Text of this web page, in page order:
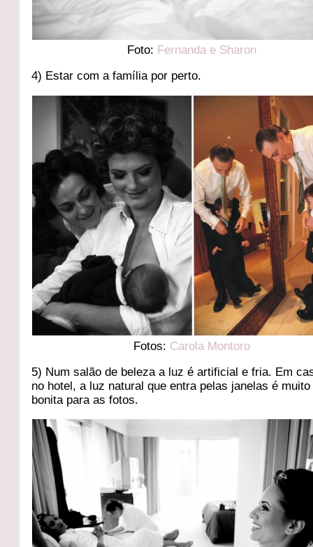
Foto: Fernanda e Sharon
4) Estar com a família por perto.
Fotos: Carola Montoro
5) Num salão de beleza a luz é artificial e fria. Em
no hotel, a luz natural que entra pelas janelas é
bonita para as fotos.